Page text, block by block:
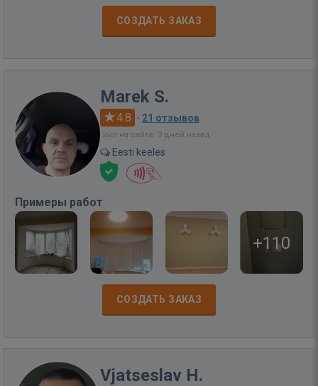
СОЗДАТЬ ЗАКАЗ
Marek S.
4.8 · 21 отзывов
Был на сайте: 3 дней назад
Eesti keeles
Примеры работ
+110
СОЗДАТЬ ЗАКАЗ
Vjatseslav H.